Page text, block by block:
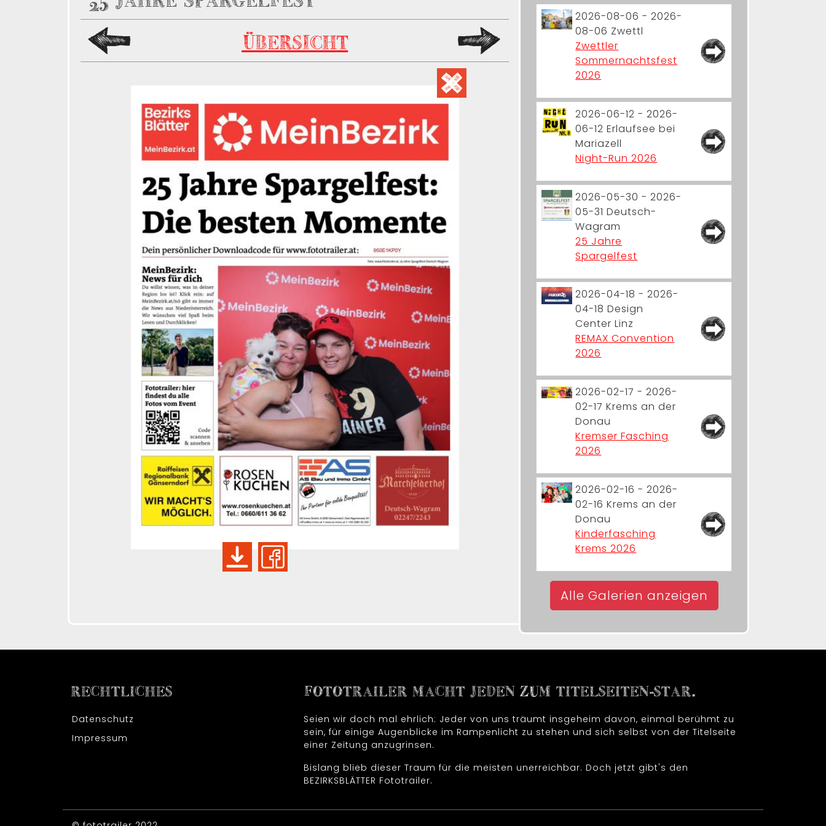
ÜBERSICHT
2026-08-06 - 2026-
08-06 Zwettl
Zwettler
Sommernachtsfest
2026
2026-06-12 - 2026-
06-12 Erlaufsee bei
Mariazell
Night-Run 2026
2026-05-30 - 2026-
05-31 Deutsch-
Wagram
25 Jahre
Spargelfest
2026-04-18 - 2026-
04-18 Design
Center Linz
REMAX Convention
2026
2026-02-17 - 2026-
02-17 Krems an der
Donau
Kremser Fasching
2026
2026-02-16 - 2026-
02-16 Krems an der
Donau
Kinderfasching
Krems 2026
Alle Galerien anzeigen
RECHTLICHES
Datenschutz
Impressum
FOTOTRAILER MACHT JEDEN ZUM TITELSEITEN-STAR.
Seien wir doch mal ehrlich: Jeder von uns träumt insgeheim davon, einmal berühmt zu
sein, für einige Augenblicke im Rampenlicht zu stehen und sich selbst von der Titelseite
einer Zeitung anzugrinsen.
Bislang blieb dieser Traum für die meisten unerreichbar. Doch jetzt gibt's den
BEZIRKSBLÄTTER Fototrailer.